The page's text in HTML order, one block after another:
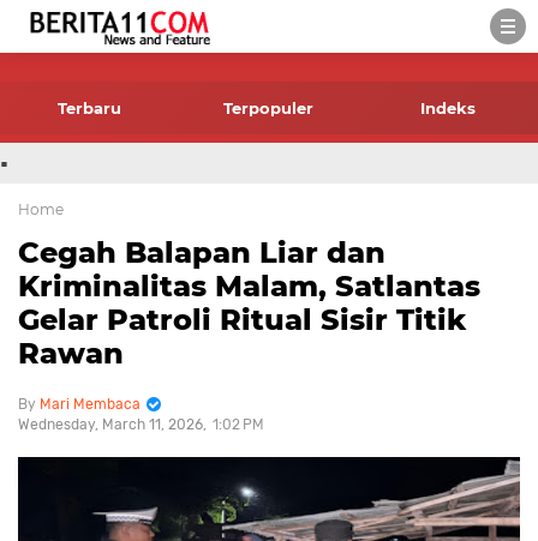
Terbaru Terpopuler Indeks
.
Home
Cegah Balapan Liar dan
Kriminalitas Malam, Satlantas
Gelar Patroli Ritual Sisir Titik
Rawan
Mari Membaca
Wednesday, March 11, 2026 1:02 PM